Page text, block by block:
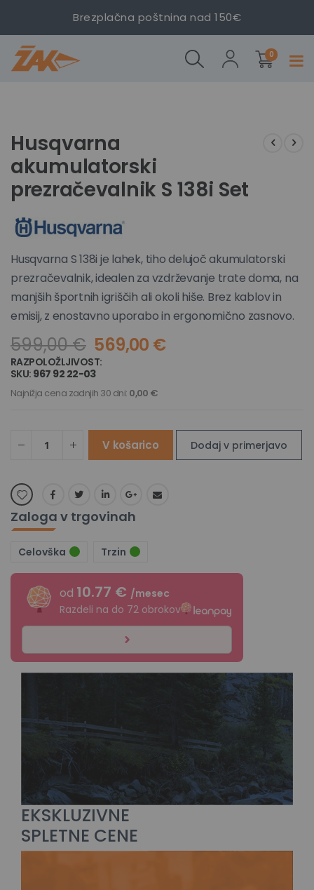
Brezplačna poštnina nad 150€
0izdelki
galerije
slik
akumulatorski
prezračevalnik
akumulatorski
prezračevalnik
galerije
slik
Husqvarna
akumulatorski
prezračevalnik S 138i Set
Husqvarna S 138i je lahek, tiho delujoč akumulatorski
prezračevalnik, idealen za vzdrževanje trate doma, na
manjših športnih igriščih ali okoli hiše. Brez kablov in
emisij, z enostavno uporabo in ergonomično zasnovo.
599,00 € 569,00 €
RAZPOLOŽLJIVOST:
SKU 967 92 22-03
Najnižja cena zadnjih 30 dni: 0,00 €
V košarico Dodaj v primerjavo
Zaloga v trgovinah
Celovška Trzin
od 10.77 € /mesec
Razdeli na do 72 obrokov
EKSKLUZIVNE
SPLETNE CENE